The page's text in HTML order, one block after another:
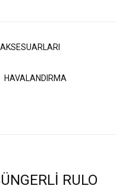
HAVALANDIRMA
RULO